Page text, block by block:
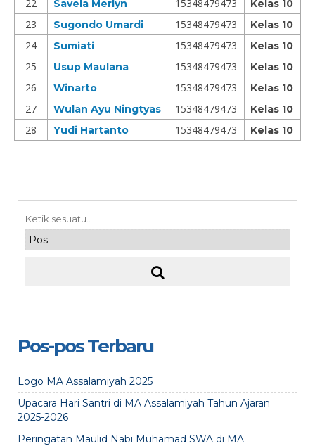
22 Savela Merlyn 15348479473 Kelas 10
23 Sugondo Umardi 15348479473 Kelas 10
24 Sumiati 15348479473 Kelas 10
25 Usup Maulana 15348479473 Kelas 10
26 Winarto 15348479473 Kelas 10
27 Wulan Ayu Ningtyas 15348479473 Kelas 10
28 Yudi Hartanto 15348479473 Kelas 10
Pos-pos Terbaru
Logo MA Assalamiyah 2025
Upacara Hari Santri di MA Assalamiyah Tahun Ajaran
2025-2026
Peringatan Maulid Nabi Muhamad SWA di MA